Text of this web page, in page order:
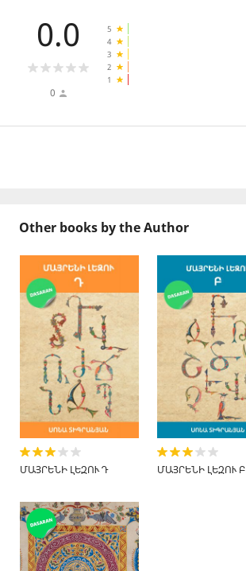
0.0
0
5
4
3
2
1
Other books by the Author
ՄԱՅՐԵՆԻ ԼԵԶՈՒ Դ ՄԱՅՐԵՆԻ ԼԵԶՈՒ Բ